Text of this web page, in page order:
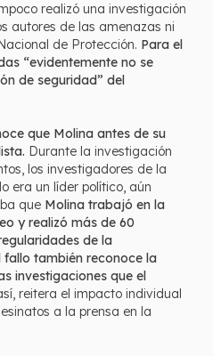
realizó una investigación
autores de las amenazas ni
de Protección. Para el
“evidentemente no se
de seguridad” del
que Molina antes de su
Durante la investigación
los investigadores de la
era un líder político, aún
que Molina trabajó en la
y realizó más de 60
de la
fallo también reconoce la
investigaciones que el
reitera el impacto individual
a la prensa en la